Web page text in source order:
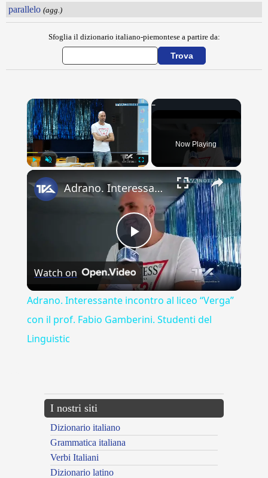
parallelo (agg.)
Sfoglia il dizionario italiano-piemontese a partire da:
×
Now Playing
×
Play
Video
Adrano. Interessante incontro al liceo “Verga” con il prof. Fabio Gamberini. Studenti del Linguistic
Watch on
Adrano. Interessante incontro al liceo “Verga”
con il prof. Fabio Gamberini. Studenti del
Linguistic
I nostri siti
Dizionario italiano
Grammatica italiana
Verbi Italiani
Dizionario latino